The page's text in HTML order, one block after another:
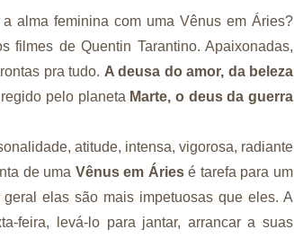
alma feminina com uma Vênus em Áries?
filmes de Quentin Tarantino. Apaixonadas,
pra tudo. A deusa do amor, da beleza
pelo planeta Marte, o deus da guerra
atitude, intensa, vigorosa, radiante
de uma Vênus em Áriesé tarefa para um
elas são mais impetuosas que eles. A
feira, levá-lo para jantar, arrancar a suas